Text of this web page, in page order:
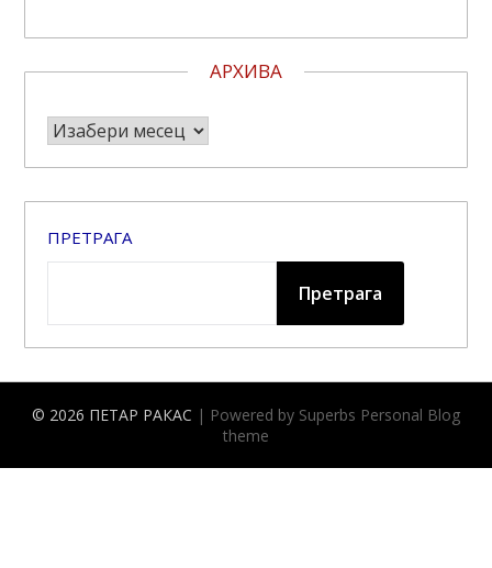
АРХИВА
Архива
ПРЕТРАГА
Претрага
© 2026 ПЕТАР РАКАС | Powered by Superbs Personal Blog
theme